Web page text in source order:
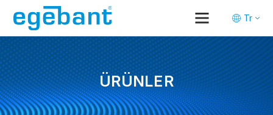
Tr
En
De
ÜRÜNLER